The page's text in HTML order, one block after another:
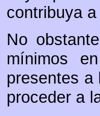
contribuya
No
mínimos
presentes a
proceder a